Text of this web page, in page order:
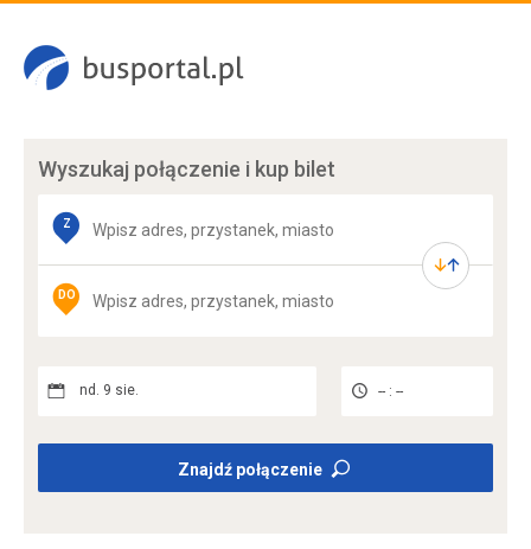
Wyszukaj połączenie i kup bilet
Z
DO
nd. 9 sie. -- : --
Znajdź połączenie